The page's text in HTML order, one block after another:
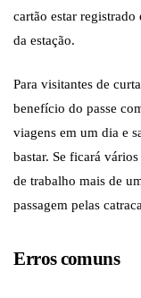
cartão estar
da estação.
Para visitantes de
benefício do passe
viagens em um dia e
bastar. Se ficará
de trabalho mais de
passagem pelas
Erros comuns